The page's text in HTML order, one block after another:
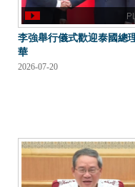
李強舉行儀式歡迎泰國總
華
2026-07-20